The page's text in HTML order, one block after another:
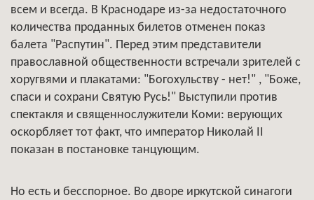
всем и всегда. В Краснодаре из-за недостаточного
количества проданных билетов отменен показ
балета "Распутин". Перед этим представители
православной общественности встречали зрителей с
хоругвями и плакатами: "Богохульству - нет!" , "Боже,
спаси и сохрани Святую Русь!" Выступили против
спектакля и священнослужители Коми: верующих
оскорбляет тот факт, что император Николай II
показан в постановке танцующим.
Но есть и бесспорное. Во дворе иркутской синагоги